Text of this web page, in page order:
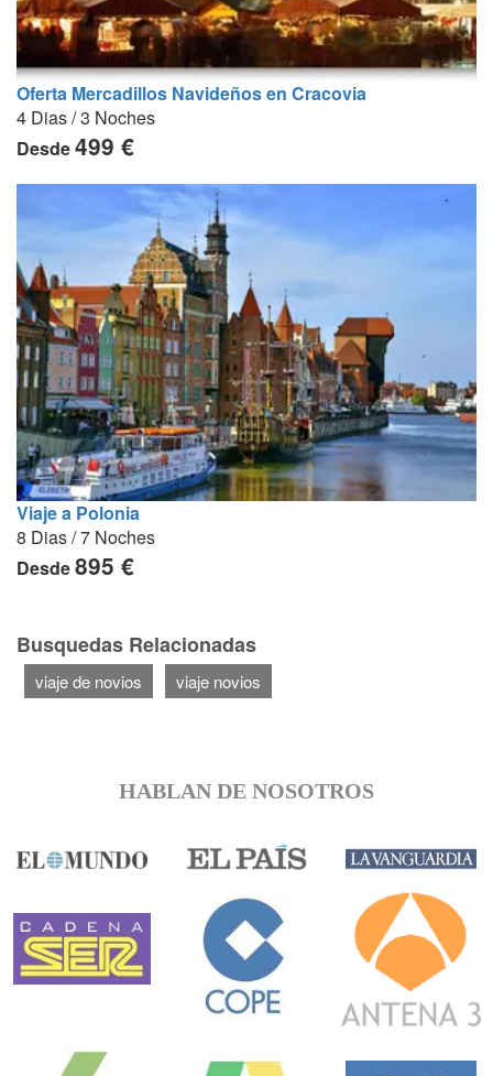
Oferta Mercadillos Navideños en Cracovia
4 Dias / 3 Noches
Desde499 €
Viaje a Polonia
8 Dias / 7 Noches
Desde895 €
Busquedas Relacionadas
viaje de novios viaje novios
HABLAN DE NOSOTROS